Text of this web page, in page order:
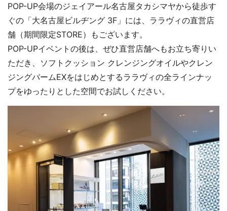
POP-UP会場のジェイアール名古屋タカシマヤから徒歩す
ぐの「大名古屋ビルヂング 3F」には、ララヴィの直営店
舗（期間限定STORE）もございます。
POP-UPイベントの後は、ぜひ直営店舗へもお立ち寄りい
ただき、ソフトクッション クレンジングオイルやクレン
ジングバームEXをはじめとするララヴィの全ラインナッ
プをゆったりとした空間でお試しください。